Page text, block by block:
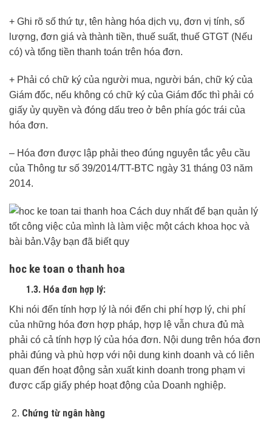
+ Ghi rõ số thứ tự, tên hàng hóa dịch vụ, đơn vị tính, số
lượng, đơn giá và thành tiền, thuế suất, thuế GTGT (Nếu
có) và tổng tiền thanh toán trên hóa đơn.
+ Phải có chữ ký của người mua, người bán, chữ ký của
Giám đốc, nếu không có chữ ký của Giám đốc thì phải có
giấy ủy quyền và đóng dấu treo ở bên phía góc trái của
hóa đơn.
– Hóa đơn được lập phải theo đúng nguyên tắc yêu cầu
của Thông tư số 39/2014/TT-BTC ngày 31 tháng 03 năm
2014.
hoc ke toan o thanh hoa
1.3. Hóa đơn hợp lý:
Khi nói đến tính hợp lý là nói đến chi phí hợp lý, chi phí
của những hóa đơn hợp pháp, hợp lệ vẫn chưa đủ mà
phải có cả tính hợp lý của hóa đơn. Nội dung trên hóa đơn
phải đúng và phù hợp với nội dung kinh doanh và có liên
quan đến hoạt động sản xuất kinh doanh trong phạm vi
được cấp giấy phép hoạt động của Doanh nghiệp.
Chứng từ ngân hàng